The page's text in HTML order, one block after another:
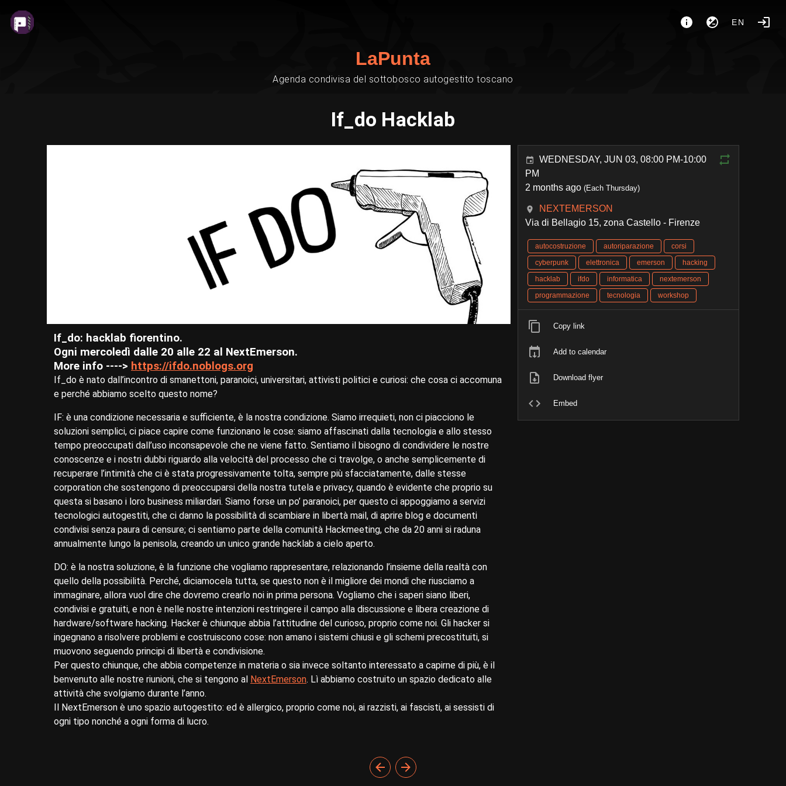
EN
LaPunta
Agenda condivisa del sottobosco autogestito toscano
If_do Hacklab
If_do: hacklab fiorentino.
Ogni mercoledì dalle 20 alle 22 al NextEmerson.
More info ----> https://ifdo.noblogs.org
If_do è nato dall’incontro di smanettoni, paranoici, universitari, attivisti politici e curiosi: che cosa ci accomuna
e perché abbiamo scelto questo nome?
IF: è una condizione necessaria e sufficiente, è la nostra condizione. Siamo irrequieti, non ci piacciono le
soluzioni semplici, ci piace capire come funzionano le cose: siamo affascinati dalla tecnologia e allo stesso
tempo preoccupati dall’uso inconsapevole che ne viene fatto. Sentiamo il bisogno di condividere le nostre
conoscenze e i nostri dubbi riguardo alla velocità del processo che ci travolge, o anche semplicemente di
recuperare l’intimità che ci è stata progressivamente tolta, sempre più sfacciatamente, dalle stesse
corporation che sostengono di preoccuparsi della nostra tutela e privacy, quando è evidente che proprio su
questa si basano i loro business miliardari. Siamo forse un po’ paranoici, per questo ci appoggiamo a servizi
tecnologici autogestiti, che ci danno la possibilità di scambiare in libertà mail, di aprire blog e documenti
condivisi senza paura di censure; ci sentiamo parte della comunità Hackmeeting, che da 20 anni si raduna
annualmente lungo la penisola, creando un unico grande hacklab a cielo aperto.
DO: è la nostra soluzione, è la funzione che vogliamo rappresentare, relazionando l’insieme della realtà con
quello della possibilità. Perché, diciamocela tutta, se questo non è il migliore dei mondi che riusciamo a
immaginare, allora vuol dire che dovremo crearlo noi in prima persona. Vogliamo che i saperi siano liberi,
condivisi e gratuiti, e non è nelle nostre intenzioni restringere il campo alla discussione e libera creazione di
hardware/software hacking. Hacker è chiunque abbia l’attitudine del curioso, proprio come noi. Gli hacker si
ingegnano a risolvere problemi e costruiscono cose: non amano i sistemi chiusi e gli schemi precostituiti, si
muovono seguendo principi di libertà e condivisione.
Per questo chiunque, che abbia competenze in materia o sia invece soltanto interessato a capirne di più, è il
benvenuto alle nostre riunioni, che si tengono al NextEmerson. Lì abbiamo costruito un spazio dedicato alle
attività che svolgiamo durante l’anno.
Il NextEmerson è uno spazio autogestito: ed è allergico, proprio come noi, ai razzisti, ai fascisti, ai sessisti di
ogni tipo nonché a ogni forma di lucro.
WEDNESDAY, JUN 03, 08:00 PM-10:00
PM
2 months ago (Each Thursday)
NEXTEMERSON
Via di Bellagio 15, zona Castello - Firenze
autocostruzione autoriparazione
corsi
cyberpunk
elettronica emerson
hacking
hacklab
ifdo informatica
nextemerson
programmazione
tecnologia workshop
Copy link
Add to calendar
Download flyer
Embed